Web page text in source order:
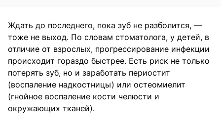
Ждать до последнего, пока зуб не разболится, —
тоже не выход. По словам стоматолога, у детей, в
отличие от взрослых, прогрессирование инфекции
происходит гораздо быстрее. Есть риск не только
потерять зуб, но и заработать периостит
(воспаление надкостницы) или остеомиелит
(гнойное воспаление кости челюсти и
окружающих тканей).